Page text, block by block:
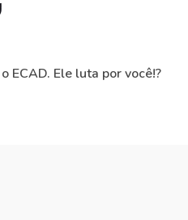
ECAD. Ele luta por você!?